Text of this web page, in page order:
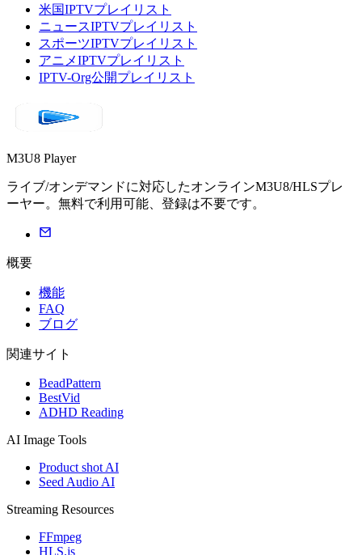
米国IPTVプレイリスト
ニュースIPTVプレイリスト
スポーツIPTVプレイリスト
アニメIPTVプレイリスト
IPTV-Org公開プレイリスト
M3U8 Player
ライブ/オンデマンドに対応したオンラインM3U8/HLSプレ
ーヤー。無料で利用可能、登録は不要です。
概要
機能
FAQ
ブログ
関連サイト
BeadPattern
BestVid
ADHD Reading
AI Image Tools
Product shot AI
Seed Audio AI
Streaming Resources
FFmpeg
HLS.js